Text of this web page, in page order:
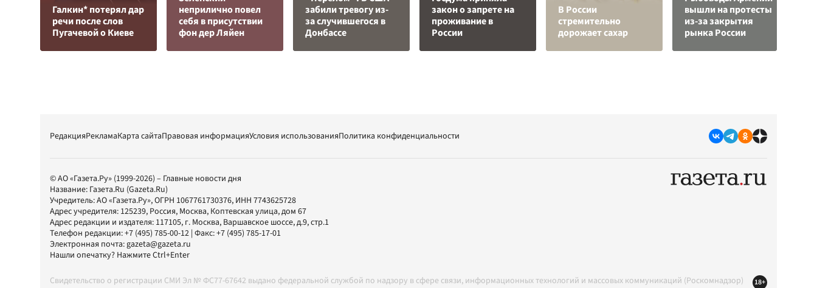
Галкин* потерял дар
речи после слов
Пугачевой о Киеве
неприлично повел
cебя в присутствии
фон дер Ляйен
забили тревогу из-
за случившегося в
Донбассе
закон о запрете на
проживание в
России
В России
стремительно
дорожает сахар
вышли на протесты
из-за закрытия
рынка России
РедакцияРекламаКарта сайтаПравовая информацияУсловия использованияПолитика конфиденциальности
© АО «Газета.Ру» (1999-2026) – Главные новости дня
Название: Газета.Ru (Gazeta.Ru)
Учредитель:АО «Газета.Ру», ОГРН 1067761730376, ИНН 7743625728
Адрес учредителя: 125239, Россия, Москва, Коптевская улица, дом 67
Адрес редакции и издателя: 117105, г. Москва, Варшавское шоссе, д.9, стр.1
Телефон редакции:+7 (495) 785-00-12 | Факс:+7 (495) 785-17-01
Электронная почта:gazeta@gazeta.ru
Нашли опечатку? Нажмите Ctrl+Enter
Свидетельство о регистрации СМИ Эл № ФС77-67642 выдано федеральной службой по надзору в сфере связи, информационных технологий и массовых коммуникаций (Роскомнадзор)
18+